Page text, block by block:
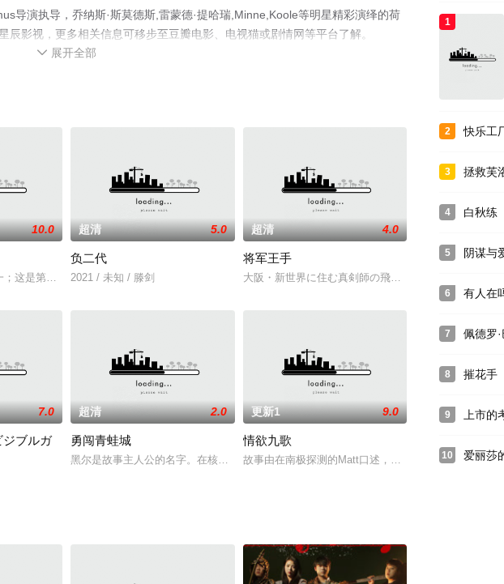
导演执导，乔纳斯·斯莫德斯,雷蒙德·提哈瑞,Minne,Koole等明星精彩演绎的荷
影视，更多相关信息可移步至豆瓣电影、电视猫或剧情网等平台了解。
 展开全部
10.0
这是第一乔治亚上映的电影L体女性的身体和一些性活动。为了帮助了解如何通过上述重要的是
超清 5.0
负二代
2021 / 未知 / 滕剑
超清 4.0
将军王手
大阪・新世界に住む真剣師の飛田と、プロの名人を
他小时候父母虐待他的经历。在他的腹语表演者假朋友拉
7.0
ブルガ
超清 2.0
勇闯青蛙城
黑尔是故事主人公的名字。在核战争爆发后，人类是面临灭绝的危险而致不孕。黑尔接受了救
更新1 9.0
情欲九歌
故事由在南极探测的Matt口述，带出他与Lisa的回忆，
1
2 快乐工
3 拯救芙
4 白秋练
5 阴谋与
6 有人在
7 佩德罗
8 摧花手
9 上市的
10 爱丽莎